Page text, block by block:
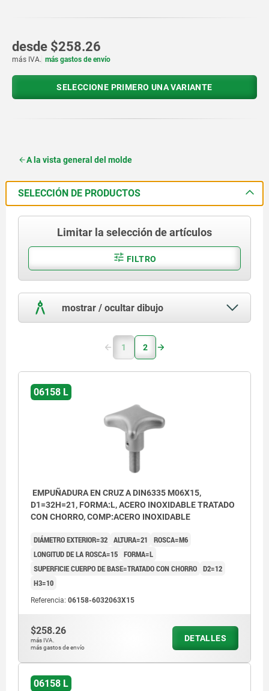
desde $258.26
más IVA. más gastos de envío
SELECCIONE PRIMERO UNA VARIANTE
A la vista general del molde
SELECCIÓN DE PRODUCTOS
Limitar la selección de artículos
FILTRO
mostrar / ocultar dibujo
1 2
06158 L
EMPUÑADURA EN CRUZ A DIN6335 M06X15,
D1=32H=21, FORMA:L, ACERO INOXIDABLE TRATADO
CON CHORRO, COMP:ACERO INOXIDABLE
DIÁMETRO EXTERIOR=32 ALTURA=21
ROSCA=M6
LONGITUD DE LA ROSCA=15 FORMA=L
SUPERFICIE CUERPO DE BASE=TRATADO CON CHORRO D2=12
H3=10
Referencia: 06158-6032063X15
$258.26
más IVA.
más gastos de envío
DETALLES
06158 L